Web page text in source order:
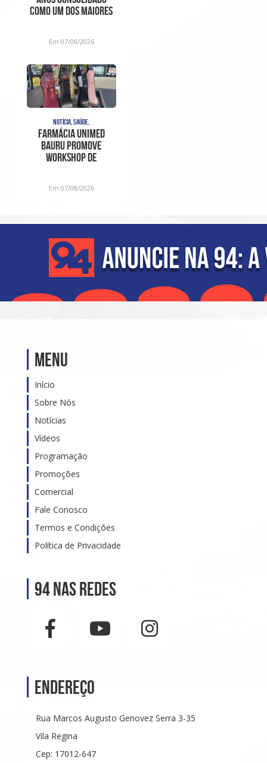
como um dos maiores
Em 07/08/2026
NOTÍCIA, SAÚDE,
Farmácia Unimed
Bauru promove
Workshop de
Em 07/08/2026
Menu
Início
Sobre Nós
Notícias
Vídeos
Programação
Promoções
Comercial
Fale Conosco
Termos e Condições
Política de Privacidade
94 nas Redes
Endereço
Rua Marcos Augusto Genovez Serra 3-35
Vila Regina
Cep: 17012-647